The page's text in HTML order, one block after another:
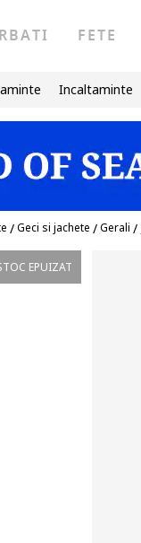
FETE
Incaltaminte
/Geci si jachete /Gerali /
EPUIZAT